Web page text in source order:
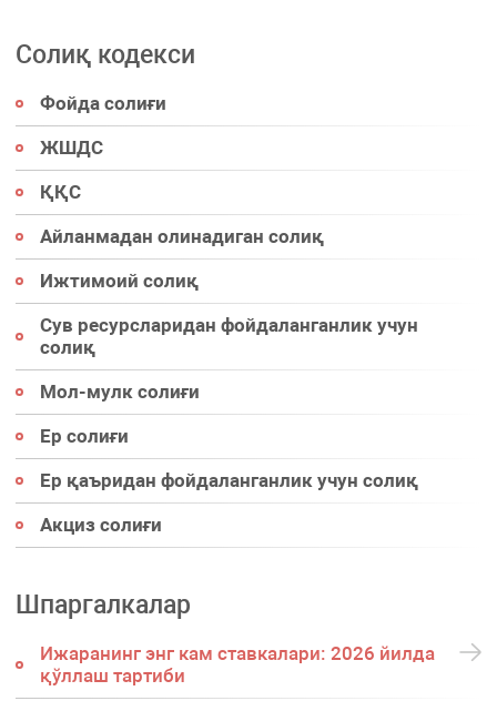
Солиқ кодекси
Фойда солиғи
ЖШДС
ҚҚС
Айланмадан олинадиган солиқ
Ижтимоий солиқ
Сув ресурсларидан фойдаланганлик учун
солиқ
Мол-мулк солиғи
Ер солиғи
Ер қаъридан фойдаланганлик учун солиқ
Акциз солиғи
Шпаргалкалар
Ижаранинг энг кам ставкалари: 2026 йилда
қўллаш тартиби